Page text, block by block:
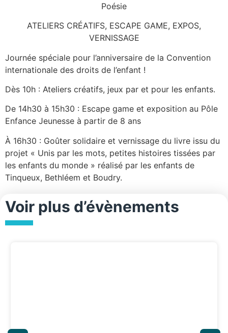
Poésie
ATELIERS CRÉATIFS, ESCAPE GAME, EXPOS,
VERNISSAGE
Journée spéciale pour l’anniversaire de la Convention
internationale des droits de l’enfant !
Dès 10h : Ateliers créatifs, jeux par et pour les enfants.
De 14h30 à 15h30 : Escape game et exposition au Pôle
Enfance Jeunesse à partir de 8 ans
À 16h30 : Goûter solidaire et vernissage du livre issu du
projet « Unis par les mots, petites histoires tissées par
les enfants du monde » réalisé par les enfants de
Tinqueux, Bethléem et Boudry.
Voir plus d’évènements